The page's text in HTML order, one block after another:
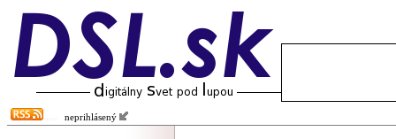
neprihlásený